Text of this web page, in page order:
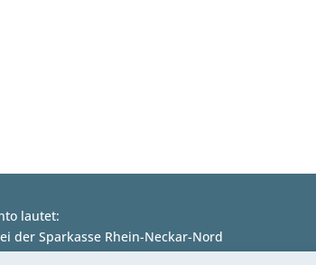
lautet:
der Sparkasse Rhein-Neckar-Nord